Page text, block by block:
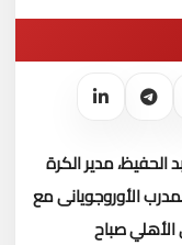
مدير الكرة
الأوروجويانى مع
صباح